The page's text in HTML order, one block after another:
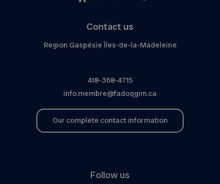
Contact us
Region Gaspésie Îles-de-la-Madeleine
418-368-4715
info.membre@fadoqgim.ca
Our complete contact information
Follow us